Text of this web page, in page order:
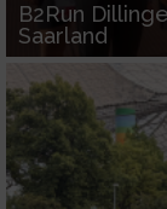
B2Run
Saarland
Werbung